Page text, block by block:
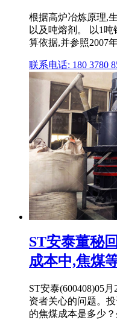
根据高炉冶炼原理,
以及吨熔剂。 以1
算依据,并参照2007
联系电话: 180 3780
ST安泰董秘
成本中,焦煤
ST安泰(600408)05
资者关心的问题。
的焦煤成本是多少